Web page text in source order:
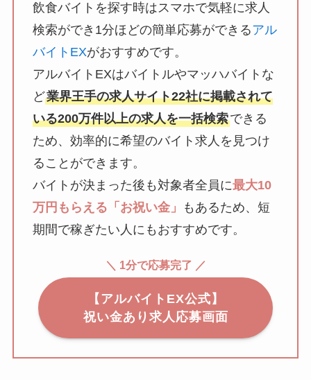
飲食バイトを探す時はスマホで気軽に求人
検索ができ1分ほどの簡単応募ができるアル
バイトEXがおすすめです。
アルバイトEXはバイトルやマッハバイトな
ど業界王手の求人サイト22社に掲載されて
いる200万件以上の求人を一括検索できる
ため、効率的に希望のバイト求人を見つけ
ることができます。
バイトが決まった後も対象者全員に最大10
万円もらえる「お祝い金」
もあるため、短
期間で稼ぎたい人にもおすすめです。
＼ 1分で応募完了 ／
【アルバイトEX公式】
祝い金あり求人応募画面